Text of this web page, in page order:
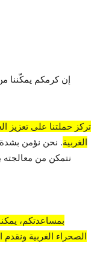
إن كرمكم يمكّننا
تركز حملتنا على تعزيز
الغربية. نحن نؤمن بشدة
نتمكن من معالجته
بمساعدتكم،
الصحراء الغربية